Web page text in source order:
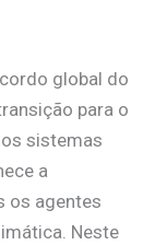
global do
para o
sistemas
a
os agentes
Neste